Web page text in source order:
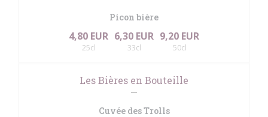
Picon bière
4,80 EUR
25cl
6,30 EUR
33cl
9,20 EUR
50cl
Les Bières en Bouteille
Cuvée des Trolls